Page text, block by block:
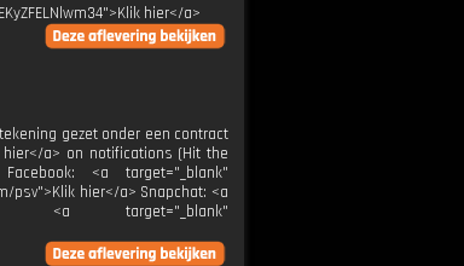
hier</a>
gezet onder een contract
hier</a> on notifications (Hit the
<a target="_blank"
hier</a> Snapchat: <a
a> <a target="_blank"